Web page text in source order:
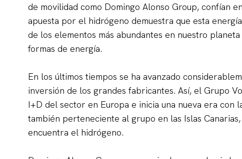
de movilidad como Domingo Alonso Group, confían
apuesta por el hidrógeno demuestra que esta
de los elementos más abundantes en nuestro
formas de energía.
En los últimos tiempos se ha avanzado
inversión de los grandes fabricantes. Así, el Grupo
I+D del sector en Europa e inicia una nueva era con
también perteneciente al grupo en las Islas
encuentra el hidrógeno.